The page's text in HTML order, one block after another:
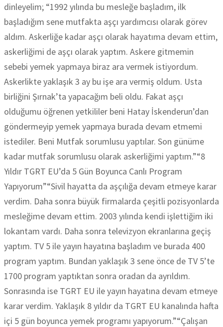
dinleyelim; “1992 yılında bu mesleğe başladım, ilk
başladığım sene mutfakta aşçı yardımcısı olarak görev
aldım. Askerliğe kadar aşçı olarak hayatıma devam ettim,
askerliğimi de aşçı olarak yaptım. Askere gitmemin
sebebi yemek yapmaya biraz ara vermek istiyordum.
Askerlikte yaklaşık 3 ay bu işe ara vermiş oldum. Usta
birliğini Şırnak’ta yapacağım beli oldu. Fakat aşçı
olduğumu öğrenen yetkililer beni Hatay İskenderun’dan
göndermeyip yemek yapmaya burada devam etmemi
istediler. Beni Mutfak sorumlusu yaptılar. Son günüme
kadar mutfak sorumlusu olarak askerliğimi yaptım.”“8
Yıldır TGRT EU’da 5 Gün Boyunca Canlı Program
Yapıyorum”“Sivil hayatta da aşçılığa devam etmeye karar
verdim. Daha sonra büyük firmalarda çeşitli pozisyonlarda
mesleğime devam ettim. 2003 yılında kendi işlettiğim iki
lokantam vardı. Daha sonra televizyon ekranlarına geçiş
yaptım. TV 5 ile yayın hayatına başladım ve burada 400
program yaptım. Bundan yaklaşık 3 sene önce de TV 5’te
1700 program yaptıktan sonra oradan da ayrıldım.
Sonrasında ise TGRT EU ile yayın hayatına devam etmeye
karar verdim. Yaklaşık 8 yıldır da TGRT EU kanalında hafta
içi 5 gün boyunca yemek programı yapıyorum.”“Çalışan